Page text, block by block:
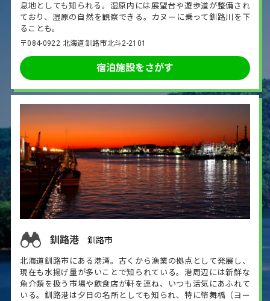
息地としても知られる。湿原内には展望台や遊歩道が整備され
ており、湿原の自然を観察できる。カヌーに乗って釧路川を下
ることも。
〒084-0922 北海道釧路市北斗2-2101
宿泊施設をさがす
釧路港 釧路市
北海道釧路市にある港湾。古くから漁業の拠点として発展し、
現在も水揚げ量が多いことで知られている。港周辺には新鮮な
魚介類を扱う市場や飲食店が軒を連ね、いつも活気にあふれて
いる。釧路港は夕日の名所としても知られ、特に幣舞橋（ヨー